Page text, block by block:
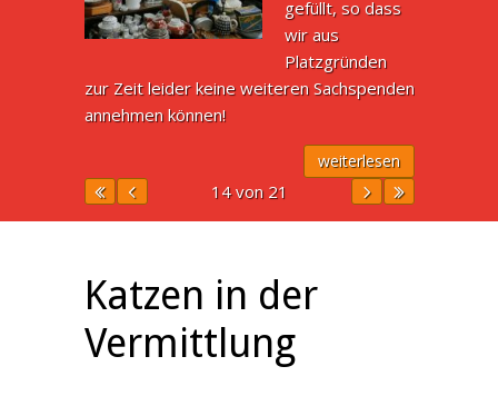
gefüllt, so dass
wir aus
Platzgründen
zur Zeit leider keine weiteren Sachspenden
annehmen können!
weiterlesen
14 von 21
Katzen in der
Vermittlung